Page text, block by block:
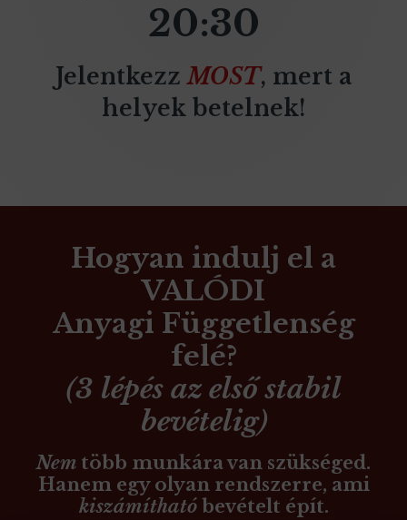
20:30
JelentkezzMOST, mert a
helyek betelnek!
Hogyan indulj el a
VALÓDI
Anyagi Függetlenség
felé?
(3 lépés az első stabil
bevételig)
Nem több munkára van szükséged.
Hanem egy olyan rendszerre, ami
kiszámítható bevételt épít.